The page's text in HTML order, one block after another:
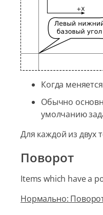
Когда
Обычно
умолчанию
Для каждой из двух
Поворот
Items which have a
Нормально: